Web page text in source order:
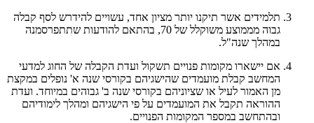
תלמידים אשר תיקנו יותר מציון אחד, עשויים להידרש לסף קבלה
גבוה מממוצע משוקלל של 70, בהתאם להודעות שתתפרסמנה
במהלך שנה"ל.
אם יישארו מקומות פנויים תשקול ועדת הקבלה של החוג למדעי
המחשב קבלת מועמדים שהישגיהם בקורסי שנה א' נופלים במקצת
מן האמור לעיל או שציוניהם בקורסי שנה ב' גבוהים במיוחד. ועדת
ההוראה תקבל את המועמדים על פי הישגיהם ומהלך לימודיהם
ובהתחשב במספר המקומות הפנויים.